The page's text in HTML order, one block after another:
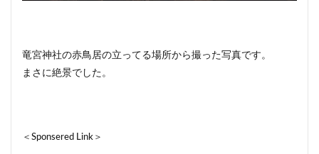
竜宮神社の赤鳥居の立ってる場所から撮った写真です。
まさに絶景でした。
＜Sponsered Link＞